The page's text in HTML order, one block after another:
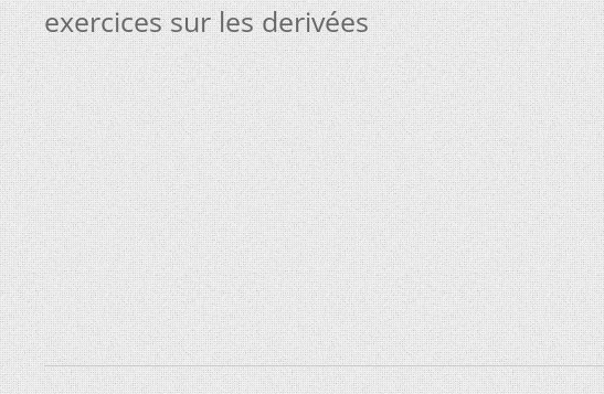
exercices sur les derivées